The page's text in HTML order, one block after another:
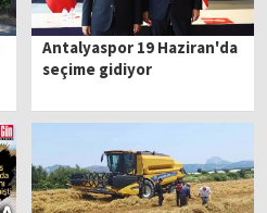
Antalyaspor 19 Haziran'da
seçime gidiyor